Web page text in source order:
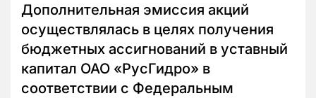
Дополнительная эмиссия акций
осуществлялась в целях получения
бюджетных ассигнований в уставный
капитал ОАО «РусГидро» в
соответствии с Федеральным